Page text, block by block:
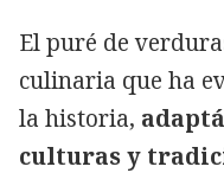
El puré de
culinaria que ha
la historia,
culturas y